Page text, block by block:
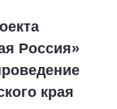
Россия»
края